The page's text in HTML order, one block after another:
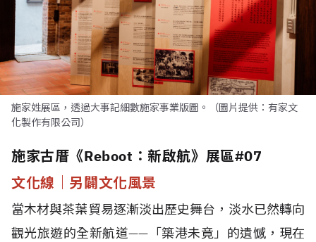
施家姓展區，透過大事記細數施家事業版圖。（圖片提供：有家文
化製作有限公司）
施家古厝《Reboot：新啟航》展區#07
文化線｜另闢文化風景
當木材與茶葉貿易逐漸淡出歷史舞台，淡水已然轉向
觀光旅遊的全新航道——「築港未竟」的遺憾，現在